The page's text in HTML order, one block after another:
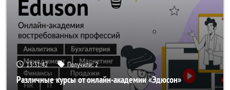
13:31:40 Получили:2
Различные курсы от онлайн-академии «Эдюсон»